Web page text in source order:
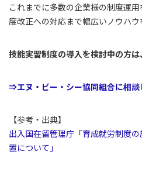
これまでに多数の企業様の制度運
度改正への対応まで幅広いノウハウ
技能実習制度の導入を検討中の方は
⇒エヌ・ビー・シー協同組合に相談
【参考・出典】
出入国在留管理庁「育成就労制度
置について」